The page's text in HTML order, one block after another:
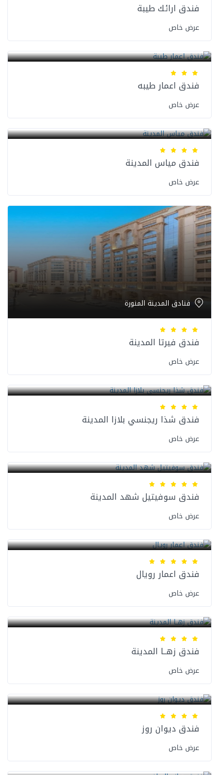
فندق ارائك طيبة
عرض خاص
فندق اعمار طيبه
عرض خاص
فندق مياس المدينة
عرض خاص
فنادق المدينة المنورة
فندق فيرتا المدينة
عرض خاص
فندق شذا ريجنسي بلازا المدينة
عرض خاص
فندق سوفيتيل شهد المدينة
عرض خاص
فندق اعمار رويال
عرض خاص
فندق زهــا المدينة
عرض خاص
فندق ديوان روز
عرض خاص